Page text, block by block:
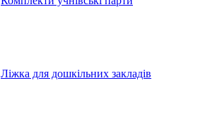
Ліжка для дошкільних закладів